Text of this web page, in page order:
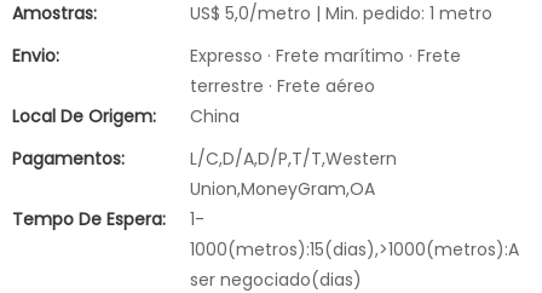
Amostras:
US$ 5,0/metro | Min. pedido: 1 metro
Envio:
Expresso · Frete marítimo · Frete
terrestre · Frete aéreo
Local De Origem:
China
Pagamentos:
L/C,D/A,D/P,T/T,Western
Union,MoneyGram,OA
Tempo De Espera:
1-
1000(metros):15(dias),>1000(metros):A
ser negociado(dias)